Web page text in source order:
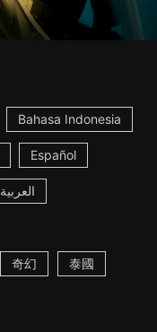
Bahasa Indonesia
Español
العربية
奇幻 泰國